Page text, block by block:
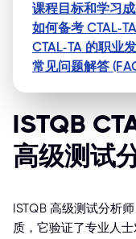
课程目标和学习
如何备考 CTAL-
CTAL-TA 的职业
常见问题解答
ISTQB
高级测试
ISTQB 高级测试分析
质，它验证了专业人